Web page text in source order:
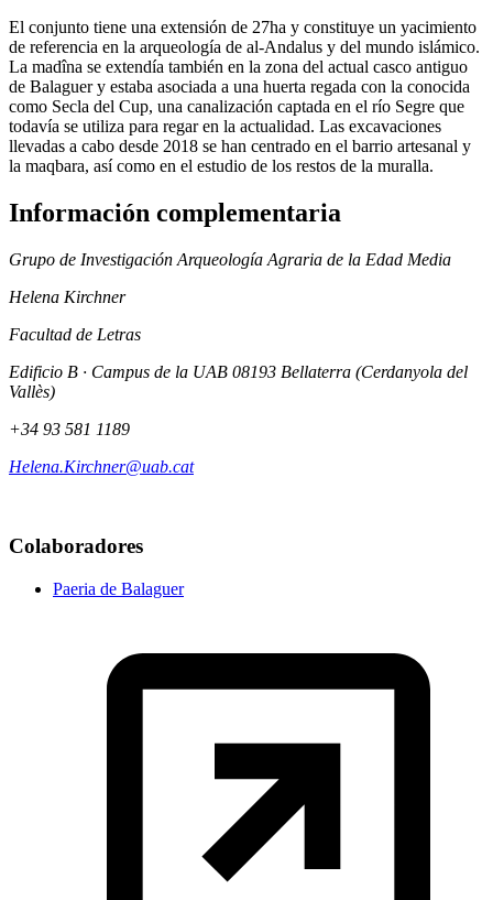
El conjunto tiene una extensión de 27ha y constituye un yacimiento
de referencia en la arqueología de al-Andalus y del mundo islámico.
La madîna se extendía también en la zona del actual casco antiguo
de Balaguer y estaba asociada a una huerta regada con la conocida
como Secla del Cup, una canalización captada en el río Segre que
todavía se utiliza para regar en la actualidad. Las excavaciones
llevadas a cabo desde 2018 se han centrado en el barrio artesanal y
la maqbara, así como en el estudio de los restos de la muralla.
Información complementaria
Grupo de Investigación Arqueología Agraria de la Edad Media
Helena Kirchner
Facultad de Letras
Edificio B · Campus de la UAB 08193 Bellaterra (Cerdanyola del
Vallès)
+34 93 581 1189
Helena.Kirchner@uab.cat
Colaboradores
Paeria de Balaguer